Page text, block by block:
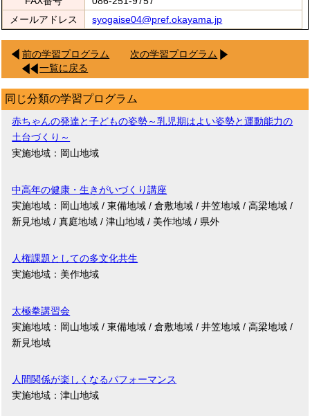
メールアドレス
syogaise04@pref.okayama.jp
前の学習プログラム
次の学習プログラム
一覧に戻る
同じ分類の学習プログラム
赤ちゃんの発達と子どもの姿勢～乳児期はよい姿勢と運動能力の
土台づくり～
実施地域：岡山地域
中高年の健康・生きがいづくり講座
実施地域：岡山地域 / 東備地域 / 倉敷地域 / 井笠地域 / 高梁地域 /
新見地域 / 真庭地域 / 津山地域 / 美作地域 / 県外
人権課題としての多文化共生
実施地域：美作地域
太極拳講習会
実施地域：岡山地域 / 東備地域 / 倉敷地域 / 井笠地域 / 高梁地域 /
新見地域
人間関係が楽しくなるパフォーマンス
実施地域：津山地域